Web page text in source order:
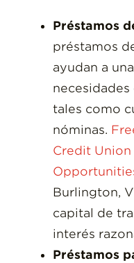
Préstamos
préstamos
ayudan a
tales como
nóminas.
Credit Union
Burlington,
capital de
interés
Préstamos